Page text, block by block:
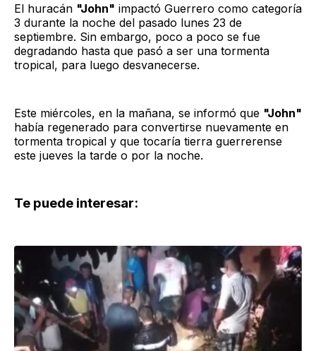
El huracán "John" impactó Guerrero como categoría
3 durante la noche del pasado lunes 23 de
septiembre. Sin embargo, poco a poco se fue
degradando hasta que pasó a ser una tormenta
tropical, para luego desvanecerse.
Este miércoles, en la mañana, se informó que "John"
había regenerado para convertirse nuevamente en
tormenta tropical y que tocaría tierra guerrerense
este jueves la tarde o por la noche.
Te puede interesar: